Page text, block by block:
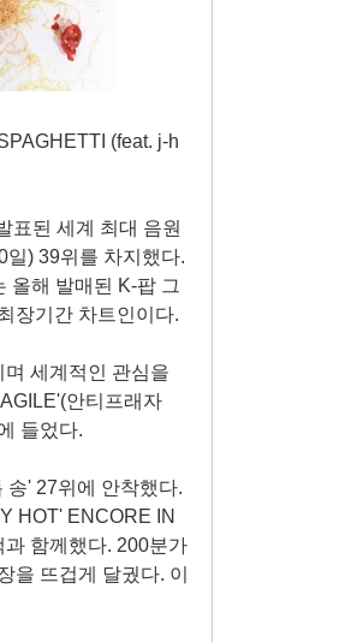
(feat. j-h
표된 세계 최대 음원
일) 39위를 차지했다.
올해 발매된 K-팝 그
장기간 차트인이다.
세계적인 관심을
안티프래자
들었다.
송' 27위에 안착했다.
HOT' ENCORE IN
함께했다. 200분가
을 뜨겁게 달궜다. 이